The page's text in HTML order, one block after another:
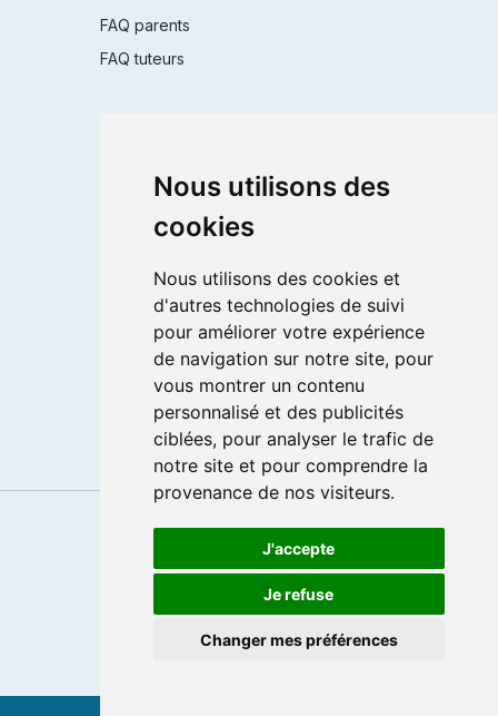
Nous utilisons des
cookies
Nous utilisons des cookies et
d'autres technologies de suivi
pour améliorer votre expérience
de navigation sur notre site, pour
vous montrer un contenu
personnalisé et des publicités
ciblées, pour analyser le trafic de
notre site et pour comprendre la
provenance de nos visiteurs.
J'accepte
Je refuse
Changer mes préférences
FAQ parents
FAQ tuteurs
Devenir tuteur
Devenir coordinateur
Mentions légales
Données personnelles
i y
© Parkours. Tous droits réservés 2024.
Powered by Webflow.